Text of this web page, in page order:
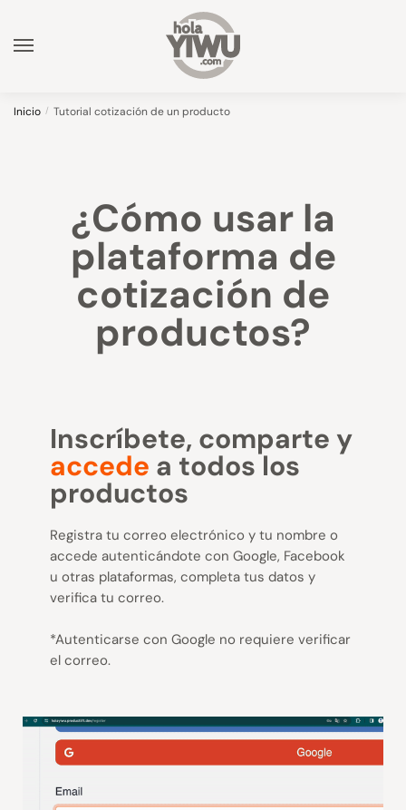
Inicio / Tutorial cotización de un producto
¿Cómo usar la
plataforma de
cotización de
productos?
Inscríbete, comparte y
accede a todos los
productos
Registra tu correo electrónico y tu nombre o
accede autenticándote con Google, Facebook
u otras plataformas, completa tus datos y
verifica tu correo.
*Autenticarse con Google no requiere verificar
el correo.